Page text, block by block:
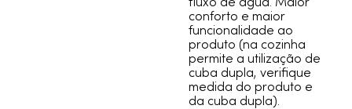
fluxo de água. Maior
conforto e maior
funcionalidade ao
produto (na cozinha
permite a utilização de
cuba dupla, verifique
medida do produto e
da cuba dupla).